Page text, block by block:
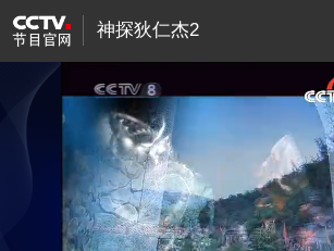
神探狄仁杰2